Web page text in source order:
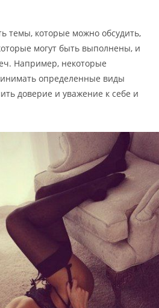
темы, которые можно обсудить,
могут быть выполнены, и
Например, некоторые
определенные виды
доверие и уважение к себе и